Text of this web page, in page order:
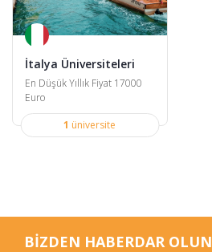
İtalya Üniversiteleri
En Düşük Yıllık Fiyat 17000
Euro
1 üniversite
BİZDEN HABERDAR OLUN